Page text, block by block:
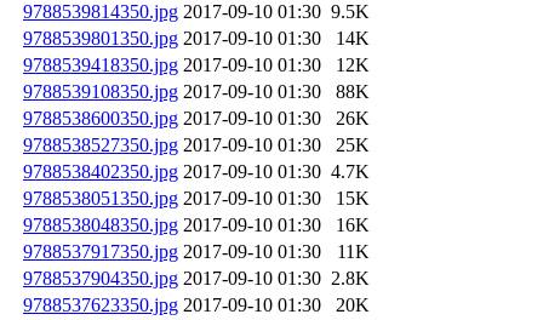
9788539814350.jpg 2017-09-10 01:30 9.5K
9788539801350.jpg 2017-09-10 01:30
14K
9788539418350.jpg 2017-09-10 01:30
12K
9788539108350.jpg 2017-09-10 01:30
88K
9788538600350.jpg 2017-09-10 01:30
26K
9788538527350.jpg 2017-09-10 01:30
25K
9788538402350.jpg 2017-09-10 01:30 4.7K
9788538051350.jpg 2017-09-10 01:30
15K
9788538048350.jpg 2017-09-10 01:30
16K
9788537917350.jpg 2017-09-10 01:30
11K
9788537904350.jpg 2017-09-10 01:30 2.8K
9788537623350.jpg 2017-09-10 01:30
20K